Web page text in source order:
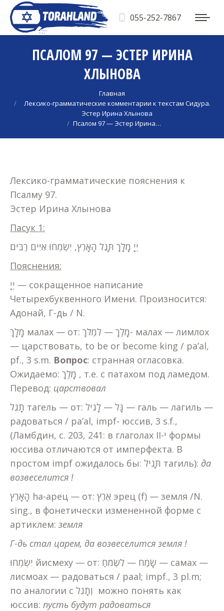
055-252-7867
ПСАЛОМ 97 — ЭСТЕР ИРИНА
ХЛЫНОВА
Главная
Лексико-грамматические комментарии к текстам Сидура.
Эстер Ирина Хлынова
Псалом 97 — Эстер Ирина…
Лексико-грамматические пояснения к
Псалму 97.
Эстер Ирина Хлынова
Пасук 1:
יְיָ מָלָךְ תָּגֵל הָאָרֶץ, יִשְׂמְחוּ אִיִּים רַבִּים
Пояснения:
יְיָ — сокращенное написание
Четырехбуквенного Имени. Произносится:
Адонай, Г-дь / N.
מָלָךְ малах — от: מָלַךְ — לִמְלֹךְ- малах — лимлох
— царствовать, to be or become king / pa’al,
pf., 3 s.m. Вопрос: странная огласовка.
Ожидаемо: מָלַךְ , т.е. с патахом под ламедом.
Перевод: царствовал
תָגֵל тагель — от: גָּל — לָגִיל — галь — лагиль —
радоваться / pa’al, impf- юссив, 3 s.f.,
(Ламбдин, с. 203, 241: в глаголах II-י формы
юссива отличаются от имперфекта. В
простом impf ожидалось бы: תָּגִיל тагиль): да
возвеселится !
הָאָרֶץ hа-арец — от: אֶרֶץ эрец (f) — земля /N.
sing., в фонетически измененной форме с
артиклем: земля
Г-дь стал царем, да возвеселится земля !
יִשְׂמְחוּ йисмеху — от: שָׂמַח — לִשְׂמֹחַ — самах —
лисмоах — радоваться / paal; impf., 3 pl.m;
по аналогии с וְתָגֵל можно понять как
юссив: пусть будут радоваться